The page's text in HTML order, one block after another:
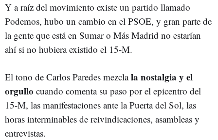
Y a raíz del movimiento existe un partido llamado
Podemos, hubo un cambio en el PSOE, y gran parte de
la gente que está en Sumar o Más Madrid no estarían
ahí si no hubiera existido el 15-M.
El tono de Carlos Paredes mezclala nostalgia y el
orgullo cuando comenta su paso por el epicentro del
15-M, las manifestaciones ante la Puerta del Sol, las
horas interminables de reivindicaciones, asambleas y
entrevistas.